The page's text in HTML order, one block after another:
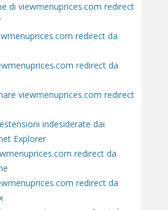
di viewmenuprices.com redirect
redirect da
redirect da
viewmenuprices.com redirect
indesiderate dai
Explorer
redirect da
redirect da